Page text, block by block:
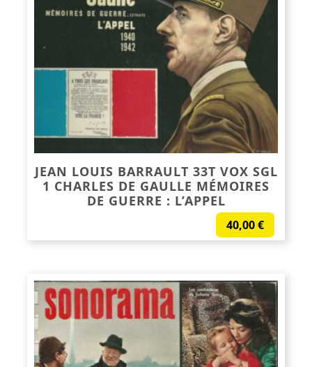
JEAN LOUIS BARRAULT 33T VOX SGL
1 CHARLES DE GAULLE MÉMOIRES
DE GUERRE : L’APPEL
40,00€